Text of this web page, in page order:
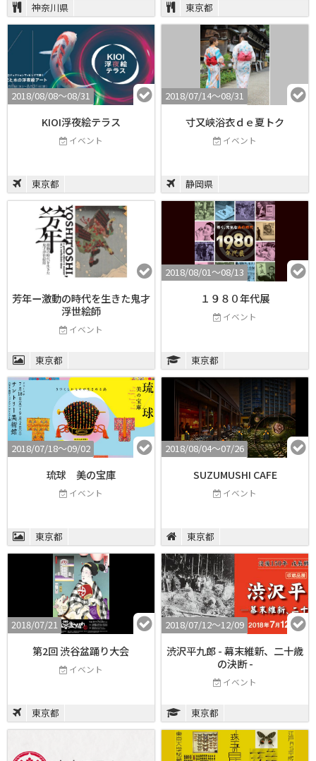
神奈川県 東京都
2018/08/08〜08/31
KIOI浮夜絵テラス
イベント
東京都
2018/07/14〜08/31
寸又峡浴衣ｄｅ夏トク
イベント
静岡県
芳年ー激動の時代を生きた鬼才
浮世絵師
イベント
東京都
2018/08/01〜08/13
１９８０年代展
イベント
東京都
2018/07/18〜09/02
琉球 美の宝庫
イベント
東京都
2018/08/04〜07/26
SUZUMUSHI CAFE
イベント
東京都
2018/07/21
第2回 渋谷盆踊り大会
イベント
東京都
2018/07/12〜12/09
渋沢平九郎 - 幕末維新、二十歳
の決断 -
イベント
東京都